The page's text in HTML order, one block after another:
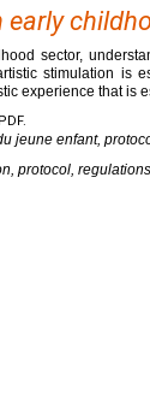
sector,
stimulation is
experience that is
jeune enfant,
protocol, regulations